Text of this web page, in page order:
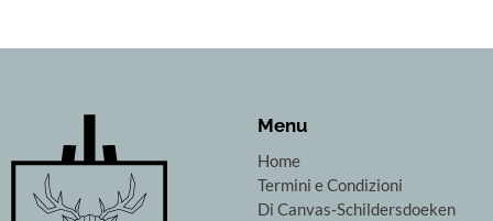
Menu
Home
Termini e Condizioni
Di Canvas-Schildersdoeken